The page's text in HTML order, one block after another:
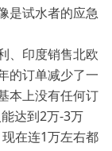
是试水者的应急
、印度销售北欧
的订单减少了一
本上没有任何订
达到2万-3万
在连1万左右都